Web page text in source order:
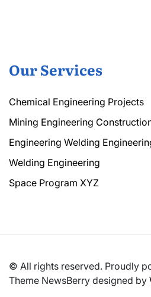
Our Services
Chemical Engineering Projects
Mining Engineering
Engineering Welding
Welding Engineering
Space Program XYZ
© All rights reserved. Proudly
Theme NewsBerry designed by